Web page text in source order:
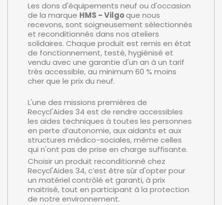
Les dons d'équipements neuf ou d'occasion
de la marque HMS - Vilgoque nous
recevons, sont soigneusement sélectionnés
et reconditionnés dans nos ateliers
solidaires. Chaque produit est remis en état
de fonctionnement, testé, hygiénisé et
vendu avec une garantie d'un an à un tarif
très accessible, au minimum 60 % moins
cher que le prix du neuf.
L'une des missions premières de
Recycl'Aides 34 est de rendre accessibles
les aides techniques à toutes les personnes
en perte d’autonomie, aux aidants et aux
structures médico-sociales, même celles
qui n'ont pas de prise en charge suffisante.
Choisir un produit reconditionné chez
Recycl'Aides 34, c’est être sûr d'opter pour
un matériel contrôlé et garanti, à prix
maitrisé, tout en participant à la protection
de notre environnement.